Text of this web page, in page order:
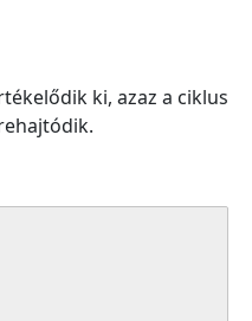
ki, azaz a ciklus